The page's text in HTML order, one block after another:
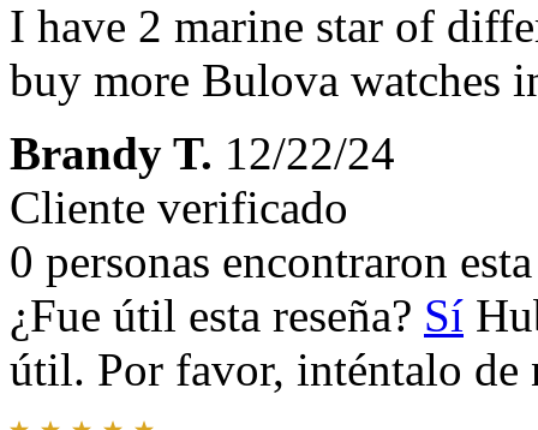
I have 2 marine star of
buy more Bulova watches
Brandy T. 12/22/24
Cliente verificado
0 personas encontraron
¿Fue útil esta reseña? Sí
útil. Por favor, inténtalo de